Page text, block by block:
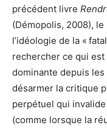
précédent livre
(Démopolis, 2008),
l’idéologie de la «
rechercher ce qui
dominante depuis
désarmer la critique
perpétuel qui
(comme lorsque la